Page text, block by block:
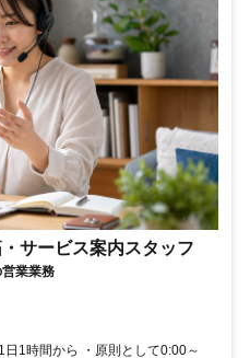
サービス案内スタッフ
業業務
1時間から ・原則として0:00～